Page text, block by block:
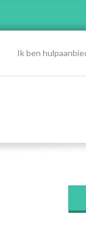
Ik ben